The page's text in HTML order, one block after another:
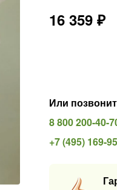
16 359 ₽
Или
8 800 200-40-
+7 (495) 169-